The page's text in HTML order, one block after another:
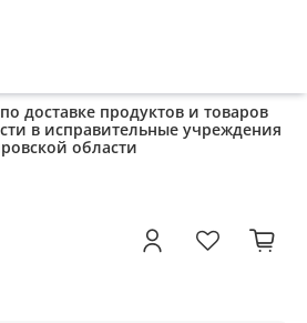
доставке продуктов и товаров
в исправительные учреждения
области